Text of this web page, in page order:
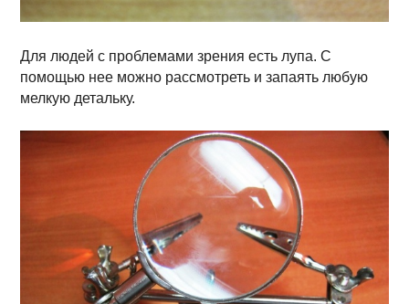
Для людей с проблемами зрения есть лупа. С
помощью нее можно рассмотреть и запаять любую
мелкую детальку.